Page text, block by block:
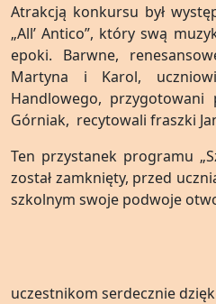
Atrakcją konkursu był
„All’ Antico”, który swą
epoki. Barwne,
Martyna i Karol,
Handlowego, przygotowani
Górniak, recytowali fraszki
Ten przystanek programu
został zamknięty, przed
szkolnym swoje podwoje
uczestnikom serdecznie